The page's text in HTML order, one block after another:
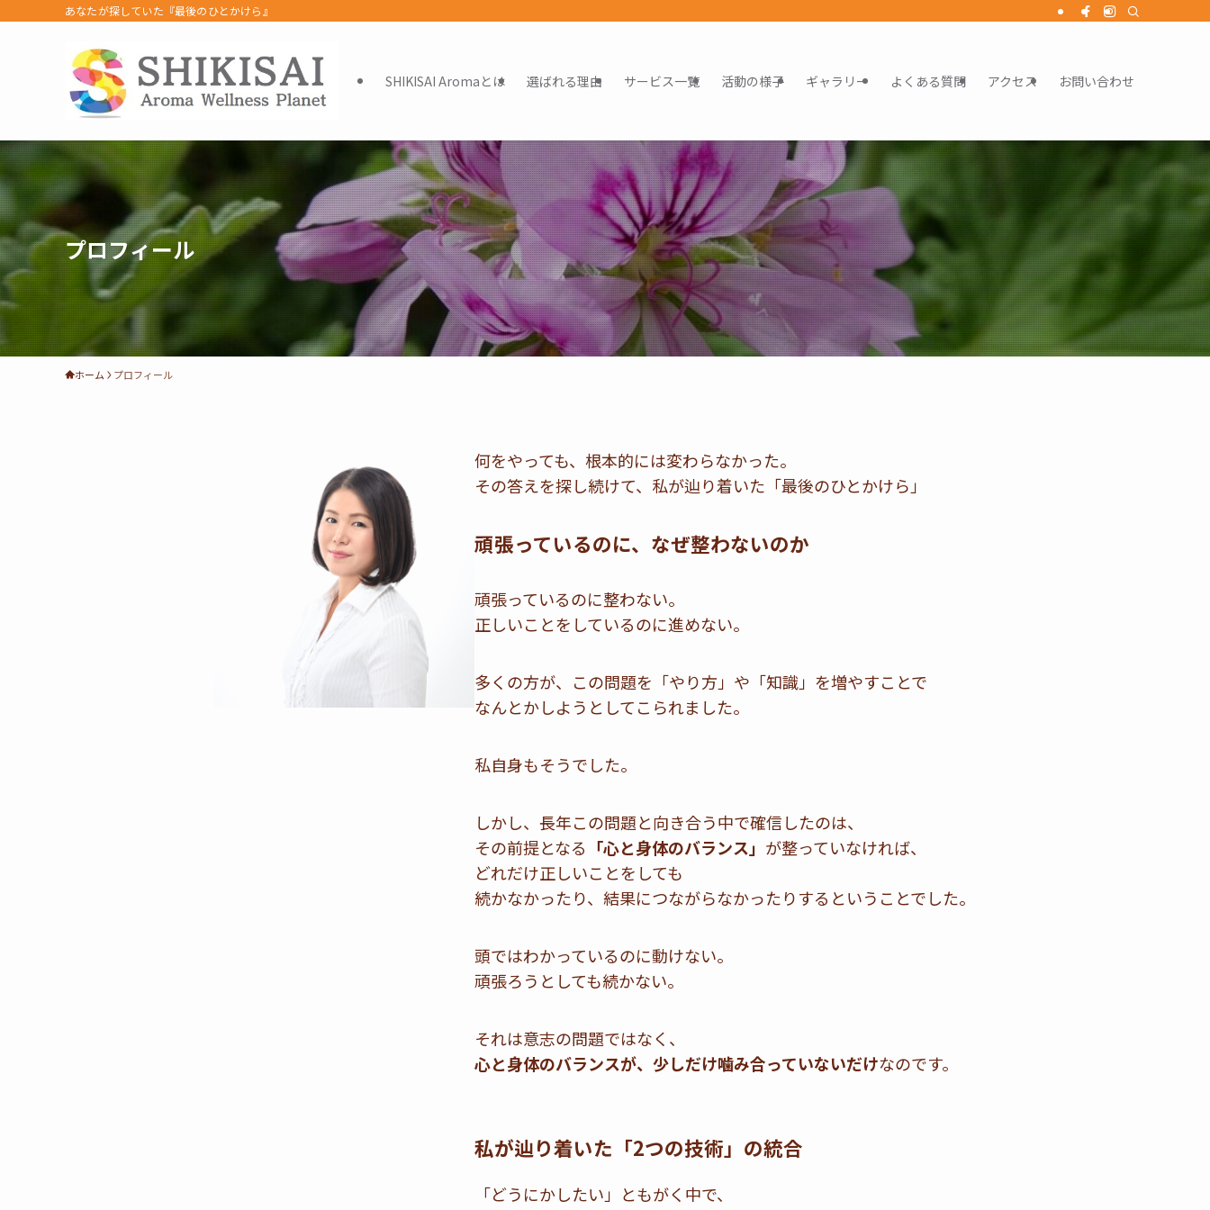
あなたが探していた『最後のひとかけら』
SHIKISAI Aromaとは 選ばれる理由 サービス一覧 活動の様子 ギャラリー よくある質問 アクセス お問い合わせ
プロフィール
ホーム プロフィール
何をやっても、根本的には変わらなかった。
その答えを探し続けて、私が辿り着いた「最後のひとかけら」
頑張っているのに、なぜ整わないのか
頑張っているのに整わない。
正しいことをしているのに進めない。
多くの方が、この問題を「やり方」や「知識」を増やすことで
なんとかしようとしてこられました。
私自身もそうでした。
しかし、長年この問題と向き合う中で確信したのは、
その前提となる 「心と身体のバランス」 が整っていなければ、
どれだけ正しいことをしても
続かなかったり、結果につながらなかったりするということでした。
頭ではわかっているのに動けない。
頑張ろうとしても続かない。
それは意志の問題ではなく、
心と身体のバランスが、少しだけ噛み合っていないだけなのです。
私が辿り着いた「2つの技術」の統合
「どうにかしたい」ともがく中で、